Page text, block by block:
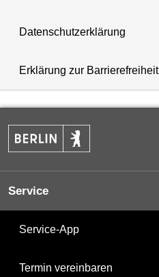
Datenschutzerklärung
Erklärung zur Barrierefreiheit
Service
Service-App
Termin vereinbaren